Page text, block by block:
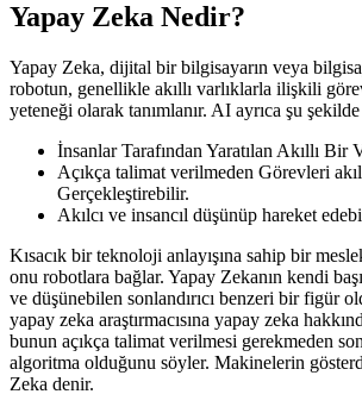
Yapay Zeka Nedir?
Yapay Zeka, dijital bir bilgisayarın veya
robotun, genellikle akıllı varlıklarla ilişkili
yeteneği olarak tanımlanır. AI ayrıca şu şekilde
İnsanlar Tarafından Yaratılan Akıllı Bir
Açıkça talimat verilmeden Görevleri
Gerçekleştirebilir.
Akılcı ve insancıl düşünüp hareket
Kısacık bir teknoloji anlayışına sahip bir
onu robotlara bağlar. Yapay Zekanın kendi
ve düşünebilen sonlandırıcı benzeri bir figür
yapay zeka araştırmacısına yapay zeka
bunun açıkça talimat verilmesi gerekmeden
algoritma olduğunu söyler. Makinelerin
Zeka denir.